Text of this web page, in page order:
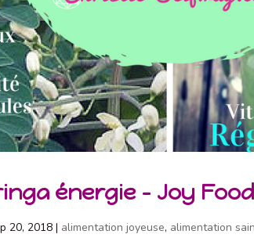
énergie – Joy
20, 2018 | alimentation joyeuse, alimentation